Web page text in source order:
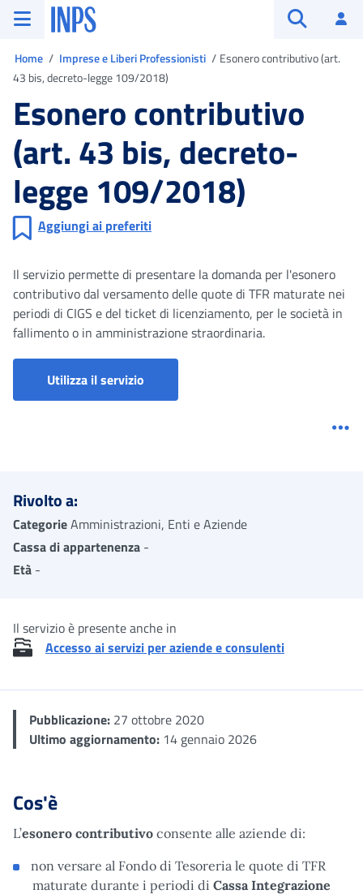
Vai al menu principale
Vai al contenuto principale
Vai al pie' di pagina
INPS ()
Home Imprese e Liberi Professionisti
Esonero contributivo (art.
43 bis, decreto-legge 109/2018)
Esonero contributivo
(art. 43 bis, decreto-
legge 109/2018)
Aggiungi ai preferiti
Il servizio permette di presentare la domanda per l'esonero
contributivo dal versamento delle quote di TFR maturate nei
periodi di CIGS e del ticket di licenziamento, per le società in
fallimento o in amministrazione straordinaria.
Utilizza il servizio
Rivolto a:
CategorieAmministrazioni, Enti e Aziende
Cassa di appartenenza -
Età -
Il servizio è presente anche in
Accesso ai servizi per aziende e consulenti
Pubblicazione: 27 ottobre 2020
Ultimo aggiornamento: 14 gennaio 2026
Cos'è
L’esonero contributivo consente alle aziende di:
non versare al Fondo di Tesoreria le quote di TFR
maturate durante i periodi di Cassa Integrazione